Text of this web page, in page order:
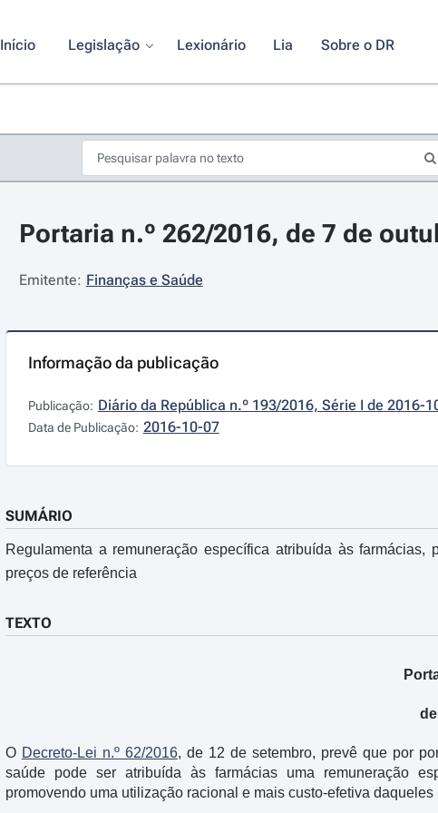
Início Legislação Lexionário Lia Sobre o DR
Portaria n.º 262/2016, de 7 de
Emitente: Finanças e Saúde
Informação da publicação
Publicação: Diário da República n.º 193/2016, Série I de 2016-
Data de Publicação: 2016-10-07
SUMÁRIO
Regulamenta a remuneração específica atribuída às
preços de referência
TEXTO
O Decreto-Lei n.º 62/2016, de 12 de setembro, prevê que por
saúde pode ser atribuída às farmácias uma remuneração
promovendo uma utilização racional e mais custo-efetiva daqueles